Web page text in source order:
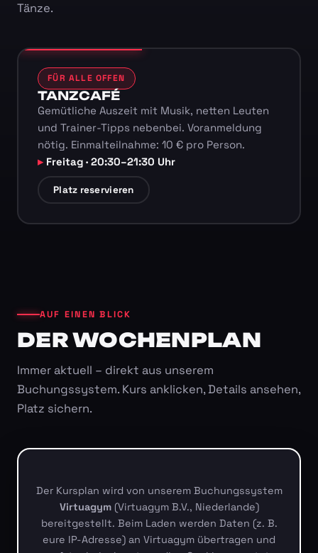
Tänze.
FÜR ALLE OFFEN
TANZCAFÉ
Gemütliche Auszeit mit Musik, netten Leuten
und Trainer-Tipps nebenbei. Voranmeldung
nötig. Einmalteilnahme: 10 € pro Person.
Freitag · 20:30–21:30 Uhr
Platz reservieren
AUF EINEN BLICK
DER WOCHENPLAN
Immer aktuell – direkt aus unserem
Buchungssystem. Kurs anklicken, Details ansehen,
Platz sichern.
Der Kursplan wird von unserem Buchungssystem
Virtuagym(Virtuagym B.V., Niederlande)
bereitgestellt. Beim Laden werden Daten (z. B.
eure IP-Adresse) an Virtuagym übertragen und